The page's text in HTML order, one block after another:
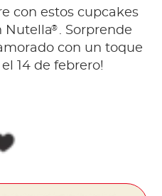
con estos cupcakes
Nutella® . Sorprende
con un toque
14 de febrero!